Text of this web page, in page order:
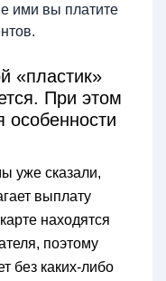
ими вы платите
«пластик»
При этом
особенности
уже сказали,
выплату
находятся
поэтому
без каких-либо